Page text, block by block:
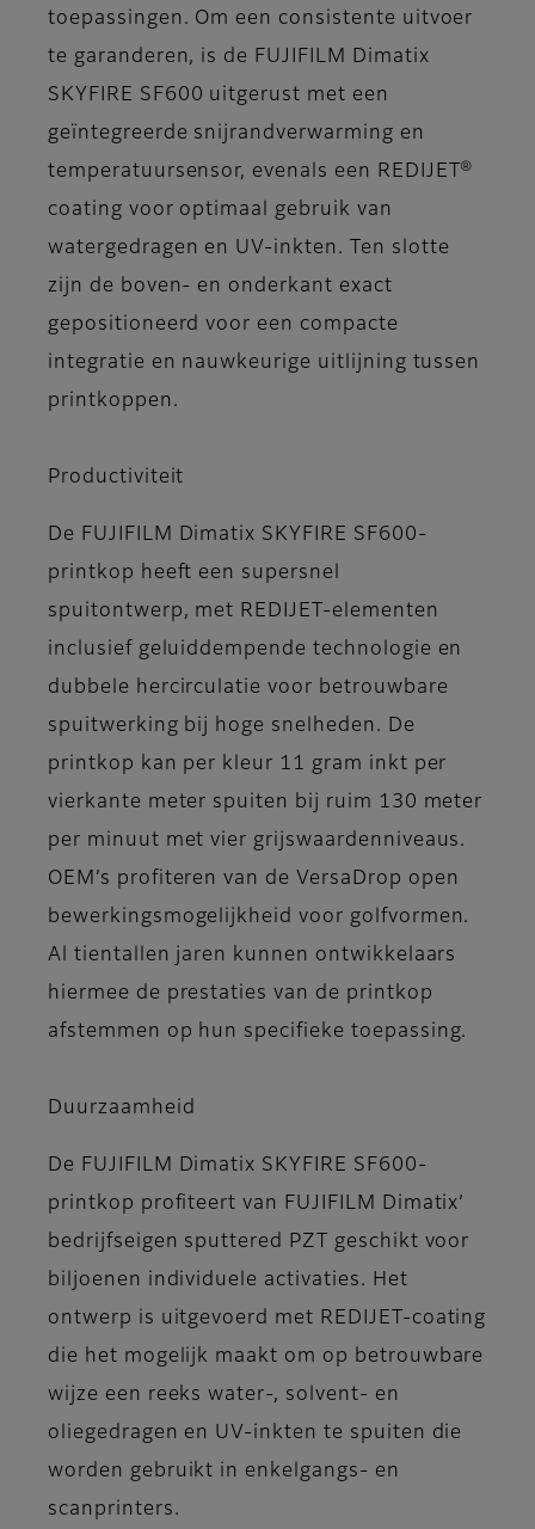
toepassingen. Om een consistente uitvoer
te garanderen, is de FUJIFILM Dimatix
SKYFIRE SF600 uitgerust met een
geïntegreerde snijrandverwarming en
temperatuursensor, evenals een REDIJET®
coating voor optimaal gebruik van
watergedragen en UV-inkten. Ten slotte
zijn de boven- en onderkant exact
gepositioneerd voor een compacte
integratie en nauwkeurige uitlijning tussen
printkoppen.
Productiviteit
De FUJIFILM Dimatix SKYFIRE SF600-
printkop heeft een supersnel
spuitontwerp, met REDIJET-elementen
inclusief geluiddempende technologie en
dubbele hercirculatie voor betrouwbare
spuitwerking bij hoge snelheden. De
printkop kan per kleur 11 gram inkt per
vierkante meter spuiten bij ruim 130 meter
per minuut met vier grijswaardenniveaus.
OEM’s profiteren van de VersaDrop open
bewerkingsmogelijkheid voor golfvormen.
Al tientallen jaren kunnen ontwikkelaars
hiermee de prestaties van de printkop
afstemmen op hun specifieke toepassing.
Duurzaamheid
De FUJIFILM Dimatix SKYFIRE SF600-
printkop profiteert van FUJIFILM Dimatix’
bedrijfseigen sputtered PZT geschikt voor
biljoenen individuele activaties. Het
ontwerp is uitgevoerd met REDIJET-coating
die het mogelijk maakt om op betrouwbare
wijze een reeks water-, solvent- en
oliegedragen en UV-inkten te spuiten die
worden gebruikt in enkelgangs- en
scanprinters.